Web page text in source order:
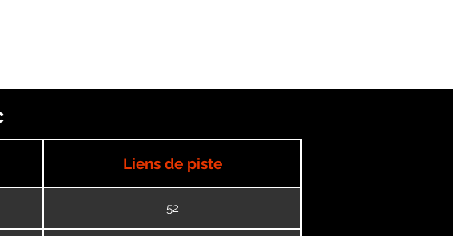
Liens de piste
52